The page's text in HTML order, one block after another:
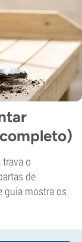
o
de
guia mostra os